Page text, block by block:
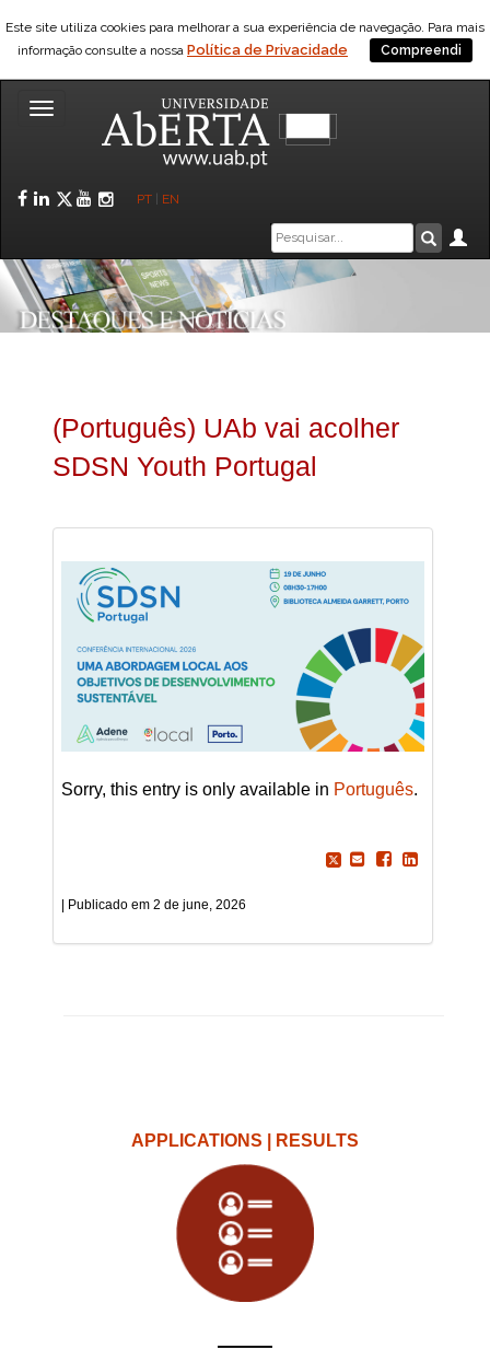
Este site utiliza cookies para melhorar a sua experiência de navegação. Para mais
informação consulte a nossa Política de Privacidade Compreendi
Toggle
Facebook
LinkedIn
Twitter
YouTube
Instagram
PT EN
Caixa
de
pesquisa
(Português) UAb vai acolher
SDSN Youth Portugal
Sorry, this entry is only available in Português.
2 de june, 2026
APPLICATIONS | RESULTS